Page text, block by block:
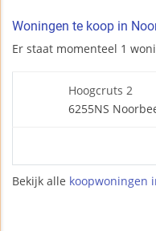
Woningen te koop in
Er staat momenteel 1
Hoogcruts 2
6255NS
Bekijk alle koopwoningen